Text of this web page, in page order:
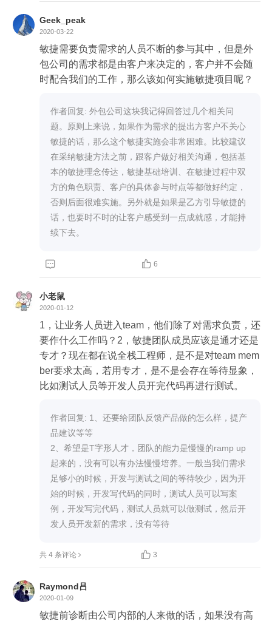
Geek_peak
2020-03-22
敏捷需要负责需求的人员不断的参与其中，但是外
包公司的需求都是由客户来决定的，客户并不会随
时配合我们的工作，那么该如何实施敏捷项目呢？
作者回复: 外包公司这块我记得回答过几个相关问
题。原则上来说，如果作为需求的提出方客户不关心
敏捷的话，那么这个敏捷实施会非常困难。比较建议
在采纳敏捷方法之前，跟客户做好相关沟通，包括基
本的敏捷理念传达，敏捷基础培训、在敏捷过程中双
方的角色职责、客户的具体参与时点等都做好约定，
否则后面很难实施。另外就是如果是乙方引导敏捷的
话，也要时不时的让客户感受到一点成就感，才能持
续下去。
  6
小老鼠
2020-01-12
1，让业务人员进入team，他们除了对需求负责，还
要作什么工作吗？2，敏捷团队成员应该是通才还是
专才？现在都在说全栈工程师，是不是对team mem
ber要求太高，若用专才，是不是会存在等待显象，
比如测试人员等开发人员开完代码再进行测试。
作者回复: 1、还要给团队反馈产品做的怎么样，提产
品建议等等
2、希望是T字形人才，团队的能力是慢慢的ramp up
起来的，没有可以有办法慢慢培养。一般当我们需求
足够小的时候，开发与测试之间的等待较少，因为开
始的时候，开发写代码的同时，测试人员可以写案
例，开发写完代码，测试人员就可以做测试，然后开
发人员开发新的需求，没有等待
共 4 条评论  3
Raymond吕
2020-01-09
敏捷前诊断由公司内部的人来做的话，如果没有高